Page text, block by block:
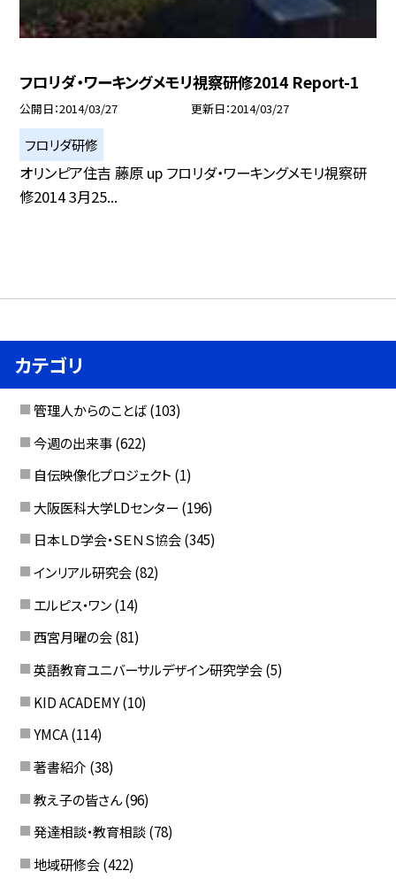
フロリダ・ワーキングメモリ視察研修2014 Report-1
公開日 2014/03/27 更新日 2014/03/27
フロリダ研修
オリンピア住吉 藤原 up フロリダ・ワーキングメモリ視察研
修2014 3月25...
カテゴリ
管理人からのことば (103)
今週の出来事 (622)
自伝映像化プロジェクト (1)
大阪医科大学LDセンター (196)
日本ＬＤ学会・ＳＥＮＳ協会 (345)
インリアル研究会 (82)
エルピス・ワン (14)
西宮月曜の会 (81)
英語教育ユニバーサルデザイン研究学会 (5)
KID ACADEMY (10)
YMCA (114)
著書紹介 (38)
教え子の皆さん (96)
発達相談・教育相談 (78)
地域研修会 (422)